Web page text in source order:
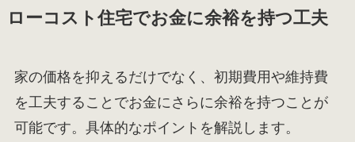
ローコスト住宅でお金に余裕を持つ工夫
家の価格を抑えるだけでなく、初期費用や維持費
を工夫することでお金にさらに余裕を持つことが
可能です。具体的なポイントを解説します。